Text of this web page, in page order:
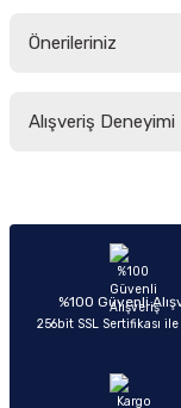
Önerileriniz
yetersiz gördüğünüz
Ürün
Ürün bilgilerinde
Ürün fiyatı diğer
Alışveriş Deneyimi
%100 Güvenli
256bit SSL Sertifikası